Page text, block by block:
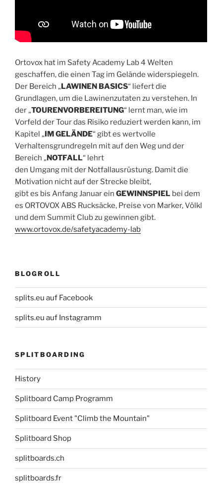
Ortovox hat im Safety Academy Lab 4 Welten
geschaffen, die einen Tag im Gelände widerspiegeln.
Der Bereich „LAWINEN BASICS“ liefert die
Grundlagen, um die Lawinenzutaten zu verstehen. In
der „TOURENVORBEREITUNG“ lernt man, wie im
Vorfeld der Tour das Risiko reduziert werden kann, im
Kapitel „IM GELÄNDE“ gibt es wertvolle
Verhaltensgrundregeln mit auf den Weg und der
Bereich „NOTFALL“ lehrt
den Umgang mit der Notfallausrüstung. Damit die
Motivation nicht auf der Strecke bleibt,
gibt es bis Anfang Januar ein GEWINNSPIEL bei dem
es ORTOVOX ABS Rucksäcke, Preise von Marker, Völkl
und dem Summit Club zu gewinnen gibt.
www.ortovox.de/safetyacademy-lab
BLOGROLL
splits.eu auf Facebook
splits.eu auf Instagramm
SPLITBOARDING
History
Splitboard Camp Programm
Splitboard Event "Climb the Mountain"
Splitboard Shop
splitboards.ch
splitboards.fr